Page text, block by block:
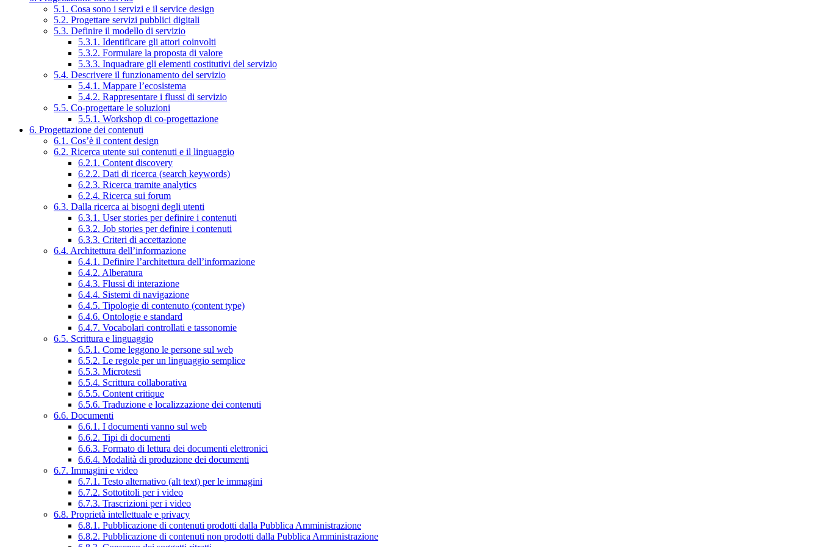
5.1. Cosa sono i servizi e il service design
5.2. Progettare servizi pubblici digitali
5.3. Definire il modello di servizio
5.3.1. Identificare gli attori coinvolti
5.3.2. Formulare la proposta di valore
5.3.3. Inquadrare gli elementi costitutivi del servizio
5.4. Descrivere il funzionamento del servizio
5.4.1. Mappare l’ecosistema
5.4.2. Rappresentare i flussi di servizio
5.5. Co-progettare le soluzioni
5.5.1. Workshop di co-progettazione
6. Progettazione dei contenuti
6.1. Cos’è il content design
6.2. Ricerca utente sui contenuti e il linguaggio
6.2.1. Content discovery
6.2.2. Dati di ricerca (search keywords)
6.2.3. Ricerca tramite analytics
6.2.4. Ricerca sui forum
6.3. Dalla ricerca ai bisogni degli utenti
6.3.1. User stories per definire i contenuti
6.3.2. Job stories per definire i contenuti
6.3.3. Criteri di accettazione
6.4. Architettura dell’informazione
6.4.1. Definire l’architettura dell’informazione
6.4.2. Alberatura
6.4.3. Flussi di interazione
6.4.4. Sistemi di navigazione
6.4.5. Tipologie di contenuto (content type)
6.4.6. Ontologie e standard
6.4.7. Vocabolari controllati e tassonomie
6.5. Scrittura e linguaggio
6.5.1. Come leggono le persone sul web
6.5.2. Le regole per un linguaggio semplice
6.5.3. Microtesti
6.5.4. Scrittura collaborativa
6.5.5. Content critique
6.5.6. Traduzione e localizzazione dei contenuti
6.6. Documenti
6.6.1. I documenti vanno sul web
6.6.2. Tipi di documenti
6.6.3. Formato di lettura dei documenti elettronici
6.6.4. Modalità di produzione dei documenti
6.7. Immagini e video
6.7.1. Testo alternativo (alt text) per le immagini
6.7.2. Sottotitoli per i video
6.7.3. Trascrizioni per i video
6.8. Proprietà intellettuale e privacy
6.8.1. Pubblicazione di contenuti prodotti dalla Pubblica Amministrazione
6.8.2. Pubblicazione di contenuti non prodotti dalla Pubblica Amministrazione